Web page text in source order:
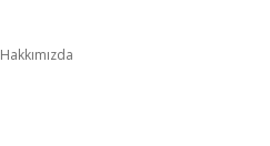
Hakkımızda